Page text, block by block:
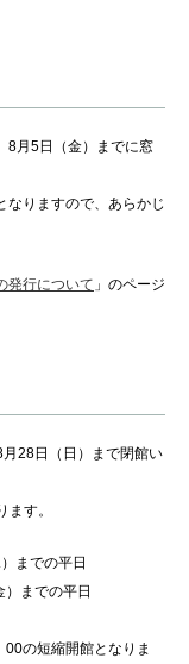
8月5日（金）までに窓
なりますので、あらかじ
発行について 」のページ
28日（日）まで閉館い
す。
までの平日
までの平日
の短縮開館となりま